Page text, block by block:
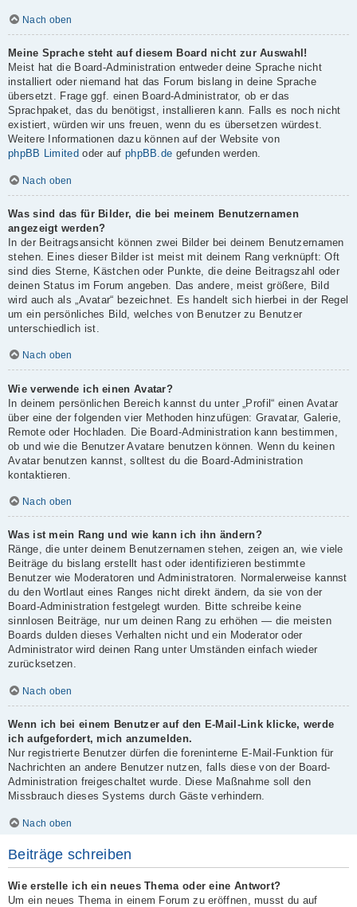
Nach oben
Meine Sprache steht auf diesem Board nicht zur Auswahl!
Meist hat die Board-Administration entweder deine Sprache nicht
installiert oder niemand hat das Forum bislang in deine Sprache
übersetzt. Frage ggf. einen Board-Administrator, ob er das
Sprachpaket, das du benötigst, installieren kann. Falls es noch nicht
existiert, würden wir uns freuen, wenn du es übersetzen würdest.
Weitere Informationen dazu können auf der Website von
phpBB Limited oder auf phpBB.de gefunden werden.
Nach oben
Was sind das für Bilder, die bei meinem Benutzernamen
angezeigt werden?
In der Beitragsansicht können zwei Bilder bei deinem Benutzernamen
stehen. Eines dieser Bilder ist meist mit deinem Rang verknüpft: Oft
sind dies Sterne, Kästchen oder Punkte, die deine Beitragszahl oder
deinen Status im Forum angeben. Das andere, meist größere, Bild
wird auch als „Avatar“ bezeichnet. Es handelt sich hierbei in der Regel
um ein persönliches Bild, welches von Benutzer zu Benutzer
unterschiedlich ist.
Nach oben
Wie verwende ich einen Avatar?
In deinem persönlichen Bereich kannst du unter „Profil“ einen Avatar
über eine der folgenden vier Methoden hinzufügen: Gravatar, Galerie,
Remote oder Hochladen. Die Board-Administration kann bestimmen,
ob und wie die Benutzer Avatare benutzen können. Wenn du keinen
Avatar benutzen kannst, solltest du die Board-Administration
kontaktieren.
Nach oben
Was ist mein Rang und wie kann ich ihn ändern?
Ränge, die unter deinem Benutzernamen stehen, zeigen an, wie viele
Beiträge du bislang erstellt hast oder identifizieren bestimmte
Benutzer wie Moderatoren und Administratoren. Normalerweise kannst
du den Wortlaut eines Ranges nicht direkt ändern, da sie von der
Board-Administration festgelegt wurden. Bitte schreibe keine
sinnlosen Beiträge, nur um deinen Rang zu erhöhen — die meisten
Boards dulden dieses Verhalten nicht und ein Moderator oder
Administrator wird deinen Rang unter Umständen einfach wieder
zurücksetzen.
Nach oben
Wenn ich bei einem Benutzer auf den E-Mail-Link klicke, werde
ich aufgefordert, mich anzumelden.
Nur registrierte Benutzer dürfen die foreninterne E-Mail-Funktion für
Nachrichten an andere Benutzer nutzen, falls diese von der Board-
Administration freigeschaltet wurde. Diese Maßnahme soll den
Missbrauch dieses Systems durch Gäste verhindern.
Nach oben
Beiträge schreiben
Wie erstelle ich ein neues Thema oder eine Antwort?
Um ein neues Thema in einem Forum zu eröffnen, musst du auf